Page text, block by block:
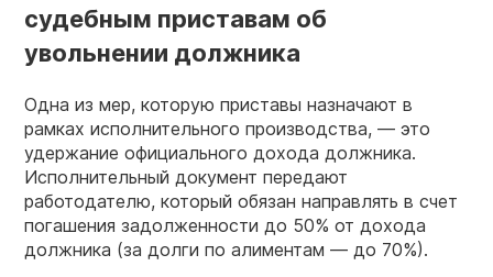
судебным приставам об
увольнении должника
Одна из мер, которую приставы назначают в
рамках исполнительного производства, — это
удержание официального дохода должника.
Исполнительный документ передают
работодателю, который обязан направлять в счет
погашения задолженности до 50% от дохода
должника (за долги по алиментам — до 70%).